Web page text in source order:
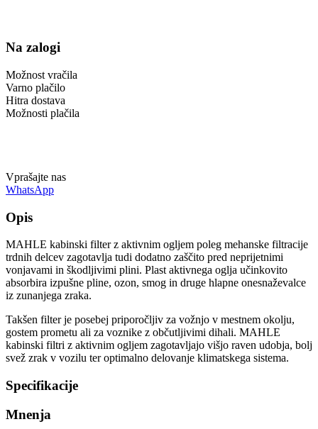
Na zalogi
Možnost vračila
Varno plačilo
Hitra dostava
Možnosti plačila
Vprašajte nas
WhatsApp
Opis
MAHLE kabinski filter z aktivnim ogljem poleg mehanske filtracije
trdnih delcev zagotavlja tudi dodatno zaščito pred neprijetnimi
vonjavami in škodljivimi plini. Plast aktivnega oglja učinkovito
absorbira izpušne pline, ozon, smog in druge hlapne onesnaževalce
iz zunanjega zraka.
Takšen filter je posebej priporočljiv za vožnjo v mestnem okolju,
gostem prometu ali za voznike z občutljivimi dihali. MAHLE
kabinski filtri z aktivnim ogljem zagotavljajo višjo raven udobja, bolj
svež zrak v vozilu ter optimalno delovanje klimatskega sistema.
Specifikacije
Mnenja